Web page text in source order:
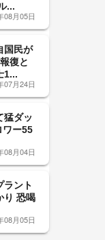
...
08月05日
国民が
復と
1...
07月24日
猛ダッ
ワー55
08月04日
ラント
り 恐喝
08月05日